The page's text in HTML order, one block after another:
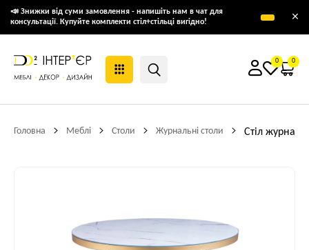
📣 Знижки від суми замовлення - напишіть нам в чат для
консультації. Купуйте комплекти стіл+стільці вигідно!
×
0 0
Головна Меблі Столи Журнальні столи Стіл